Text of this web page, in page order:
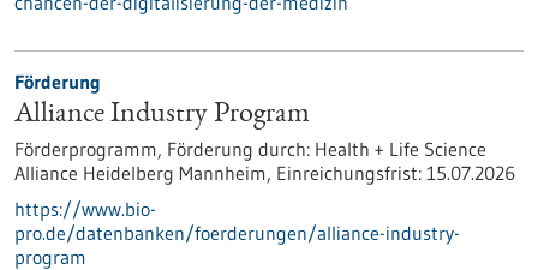
Förderung
Alliance Industry Program
Förderprogramm, Förderung durch: Health + Life Science
Alliance Heidelberg Mannheim, Einreichungsfrist: 15.07.2026
https://www.bio-
pro.de/datenbanken/foerderungen/alliance-industry-
program